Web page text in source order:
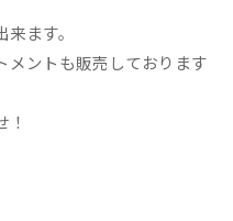
ます。
メントも販売しております